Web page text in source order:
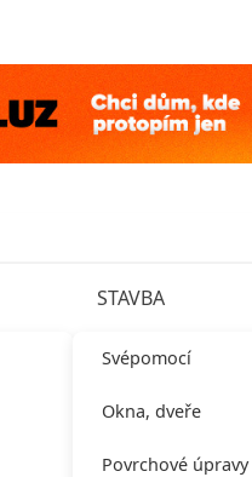
STAVBA
Svépomocí
Okna, dveře
Povrchové úpravy